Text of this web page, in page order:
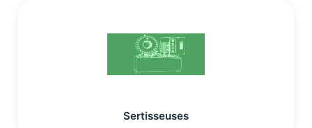
Sertisseuses